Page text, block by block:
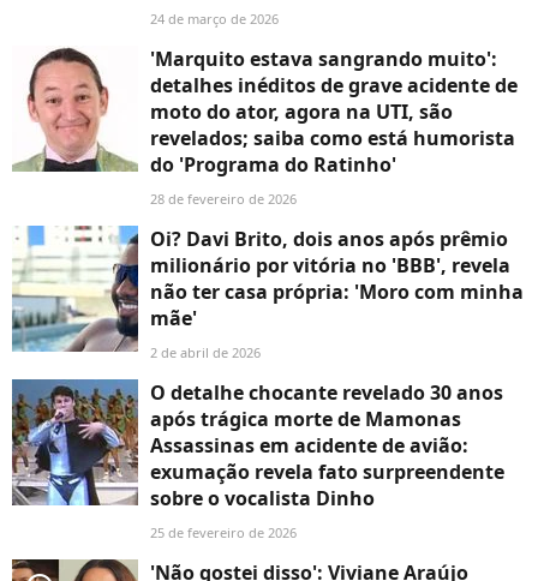
24 de março de 2026
'Marquito estava sangrando muito':
detalhes inéditos de grave acidente de
moto do ator, agora na UTI, são
revelados; saiba como está humorista
do 'Programa do Ratinho'
28 de fevereiro de 2026
Oi? Davi Brito, dois anos após prêmio
milionário por vitória no 'BBB', revela
não ter casa própria: 'Moro com minha
mãe'
2 de abril de 2026
O detalhe chocante revelado 30 anos
após trágica morte de Mamonas
Assassinas em acidente de avião:
exumação revela fato surpreendente
sobre o vocalista Dinho
25 de fevereiro de 2026
'Não gostei disso': Viviane Araújo